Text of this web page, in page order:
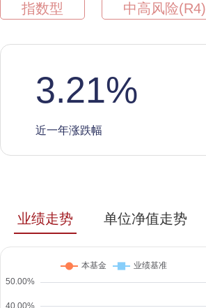
指数型 中高风险(R4)
3.21%
近一年涨跌幅
业绩走势 单位净值走势